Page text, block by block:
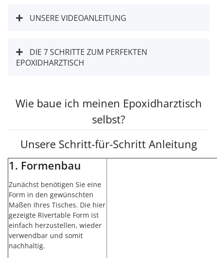
UNSERE VIDEOANLEITUNG
EPOXIDHARZTISCH
Wie baue ich meinen Epoxidharztisch
selbst?
Unsere Schritt-für-Schritt Anleitung
1. Formenbau
Zunächst benötigen Sie eine
Form in den gewünschten
Maßen Ihres Tisches. Die hier
gezeigte Rivertable Form ist
einfach herzustellen, wieder
verwendbar und somit
nachhaltig.